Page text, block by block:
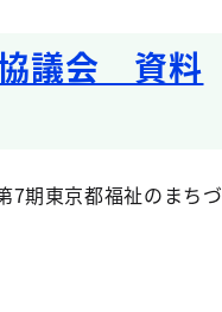
協議会 資料
期東京都福祉のまちづ